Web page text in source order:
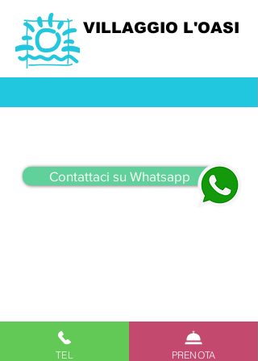
VILLAGGIO L'OASI
Contattaci su Whatsapp
TEL PRENOTA